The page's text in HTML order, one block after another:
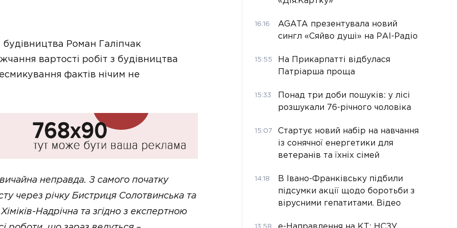
Роман Галіпчак
вартості робіт з будівництва
фактів нічим не
неправда. З самого початку
через річку Бистриця Солотвинська та
Надрічна та згідно з експертною
16:16
AGATA презентувала новий
сингл «Сяйво душі» на РАІ-Радіо
15:55
На Прикарпатті відбулася
Патріарша проща
15:33
Понад три доби пошуків: у лісі
розшукали 76-річного чоловіка
15:07
Стартує новий набір на навчання
із сонячної енергетики для
ветеранів та їхніх сімей
14:18
В Івано-Франківську підбили
підсумки акції щодо боротьби з
вірусними гепатитами. Відео
13:58